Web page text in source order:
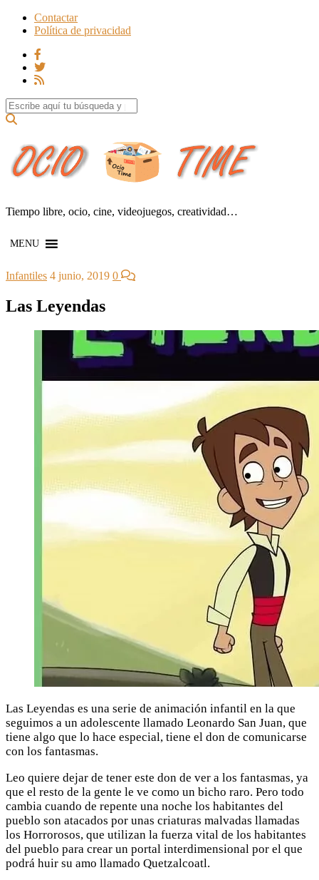
Contactar
Política de privacidad
Search for:
Tiempo libre, ocio, cine, videojuegos, creatividad…
MENU
Infantiles 4 junio, 2019 0
Las Leyendas
Las Leyendas es una serie de animación infantil en la que
seguimos a un adolescente llamado Leonardo San Juan, que
tiene algo que lo hace especial, tiene el don de comunicarse
con los fantasmas.
Leo quiere dejar de tener este don de ver a los fantasmas, ya
que el resto de la gente le ve como un bicho raro. Pero todo
cambia cuando de repente una noche los habitantes del
pueblo son atacados por unas criaturas malvadas llamadas
los Horrorosos, que utilizan la fuerza vital de los habitantes
del pueblo para crear un portal interdimensional por el que
podrá huir su amo llamado Quetzalcoatl.